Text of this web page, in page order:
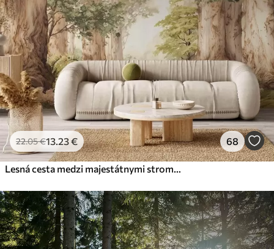
22.05€13 .23€ 68